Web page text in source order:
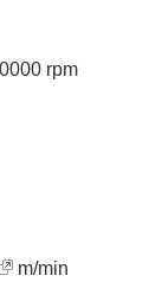
rpm
m/min